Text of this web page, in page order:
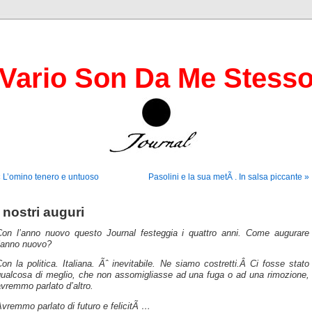
Son Da Me
L’omino tenero e untuoso Pasolini e la sua metÃ . In salsa piccante »
nostri auguri
l’anno nuovo questo Journal festeggia i quattro anni. Come augurare
nuovo?
la politica. Italiana. Ãˆ inevitabile. Ne siamo costretti.Â Ci fosse stato
di meglio, che non assomigliasse ad una fuga o ad una rimozione,
parlato d’altro.
parlato di futuro e felicitÃ …